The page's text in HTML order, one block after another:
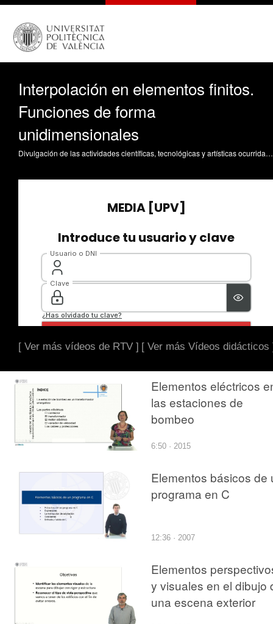
Interpolación en elementos finitos.
Funciones de forma
unidimensionales
Divulgación de las actividades científicas, tecnológicas y artísticas ocurridas en los tres campus de la UPV
[ Ver más vídeos de RTV ] [ Ver más Vídeos didácticos
Elementos eléctricos
las estaciones de
bombeo
6:50 · 2015
Elementos básicos de
programa en C
12:36 · 2007
Elementos
y visuales en el dibujo
una escena exterior